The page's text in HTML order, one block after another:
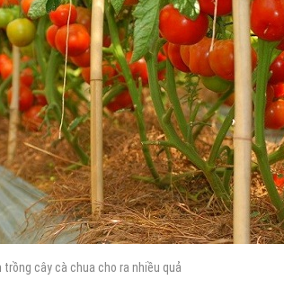
trồng cây cà chua cho ra nhiều quả